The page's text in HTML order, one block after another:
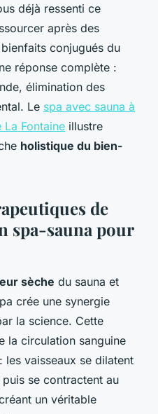
déjà ressenti ce
après des
conjugués du
réponse complète :
élimination des
Le spa avec sauna à
Fontaine illustre
holistique du bien-
de
spa-sauna pour
sèche du sauna et
crée une synergie
la science. Cette
la circulation sanguine
les vaisseaux se dilatent
se contractent au
un véritable